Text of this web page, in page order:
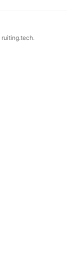
ruiting.tech.